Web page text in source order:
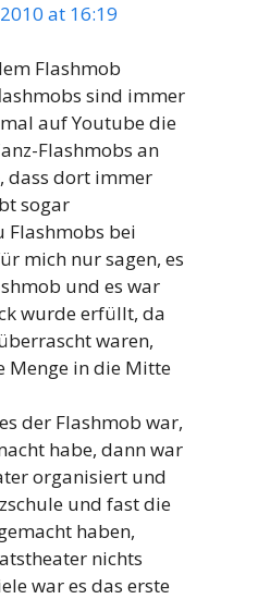
at 16:19
Flashmob
sind immer
auf Youtube die
Flashmobs an
dass dort immer
sogar
Flashmobs bei
mich nur sagen, es
und es war
wurde erfüllt, da
waren,
Menge in die Mitte
der Flashmob war,
habe, dann war
organisiert und
und fast die
haben,
nichts
war es das erste